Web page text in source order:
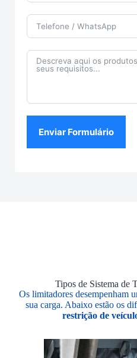
Enviar Formulário
Tipos de Sistema de
Os limitadores desempenham
sua carga. Abaixo estão os
restrição de